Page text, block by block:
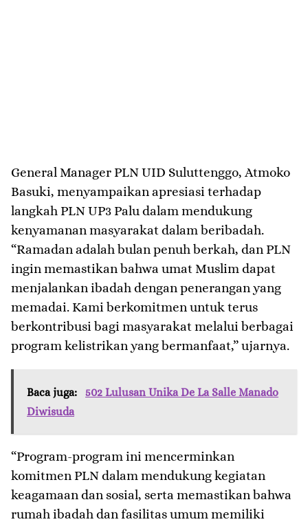
General Manager PLN UID Suluttenggo, Atmoko
Basuki, menyampaikan apresiasi terhadap
langkah PLN UP3 Palu dalam mendukung
kenyamanan masyarakat dalam beribadah.
“Ramadan adalah bulan penuh berkah, dan PLN
ingin memastikan bahwa umat Muslim dapat
menjalankan ibadah dengan penerangan yang
memadai. Kami berkomitmen untuk terus
berkontribusi bagi masyarakat melalui berbagai
program kelistrikan yang bermanfaat,” ujarnya.
Baca juga:
502 Lulusan Unika De La Salle Manado
Diwisuda
“Program-program ini mencerminkan
komitmen PLN dalam mendukung kegiatan
keagamaan dan sosial, serta memastikan bahwa
rumah ibadah dan fasilitas umum memiliki